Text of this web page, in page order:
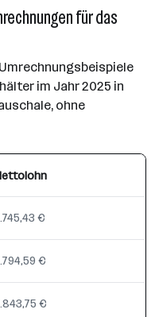
für das
im Jahr 2025 in
ohne
€
€
€